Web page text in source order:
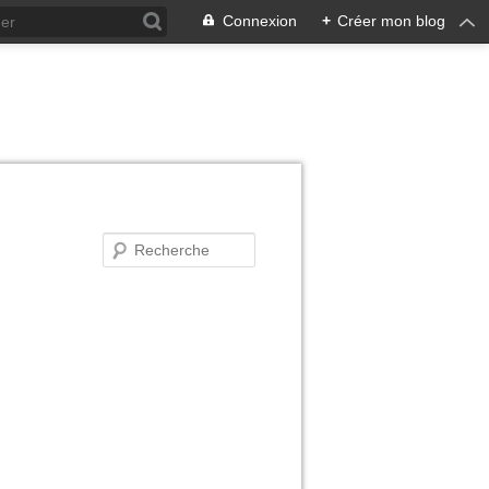
Connexion + Créer mon blog